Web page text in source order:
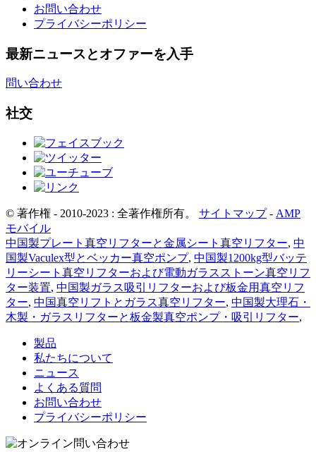
お問い合わせ
プライバシーポリシー
最新ニュースとオファーを入手
問い合わせ
社交
© 著作権 - 2010-2023 : 全著作権所有。 サイトマップ- AMP
モバイル
中国製プレート真空リフターと金属シート真空リフター, 中
国製Vaculex型とベッカー真空ポンプ, 中国製1200kg型バッテ
リーシート真空リフターおよび電動ガラスストーン真空リフ
ター装置, 中国製ガラス吸引リフターおよび板金用真空リフ
ター, 中国真空リフトとガラス真空リフター, 中国製大理石・
木製・ガラスリフターと板金製真空ポンプ・吸引リフター,
製品
私たちについて
ニュース
よくある質問
お問い合わせ
プライバシーポリシー